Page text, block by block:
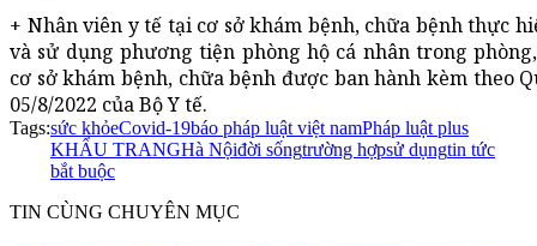
+ Nhân viên y tế tại cơ sở khám bệnh, chữa bệnh thực
và sử dụng phương tiện phòng hộ cá nhân trong
cơ sở khám bệnh, chữa bệnh được ban hành kèm theo
05/8/2022 của Bộ Y tế.
Tags:sức khỏeCovid-19báo pháp luật việt namPháp luật plus
KHẨU TRANGHà Nộiđời sốngtrường hợpsử dụngtin tức
bắt buộc
TIN CÙNG CHUYÊN MỤC